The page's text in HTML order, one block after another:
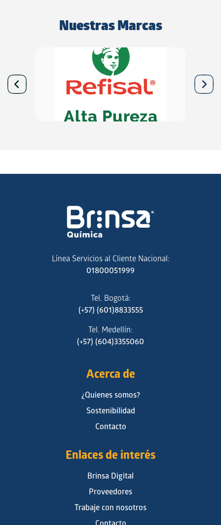
Nuestras Marcas
Línea Servicios al Cliente Nacional:
01800051999
Tel. Bogotá:
(+57) (601)8833555
Tel. Medellín:
(+57) (604)3355060
Acerca de
¿Quienes somos?
Sostenibilidad
Contacto
Enlaces de interés
Brinsa Digital
Proveedores
Trabaje con nosotros